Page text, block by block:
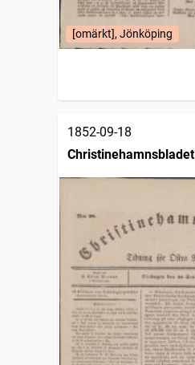
[omärkt], Jönköping
1852-09-18
Christinehamnsbladet